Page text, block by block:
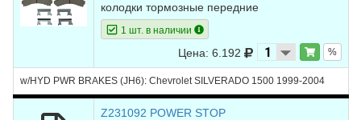
колодки тормозные передние
1 шт. в наличии
Цена: 6.192 %
w/HYD PWR BRAKES (JH6): Chevrolet SILVERADO 1500 1999-2004
Z231092 POWER STOP